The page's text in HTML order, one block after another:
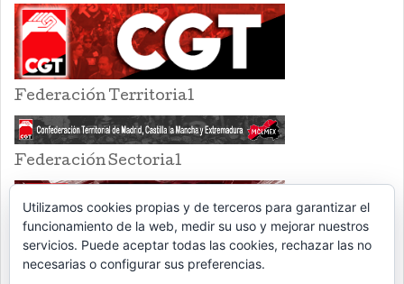
Federación Territorial
Federación Sectorial
Utilizamos cookies propias y de terceros para garantizar el
funcionamiento de la web, medir su uso y mejorar nuestros
servicios. Puede aceptar todas las cookies, rechazar las no
necesarias o configurar sus preferencias.